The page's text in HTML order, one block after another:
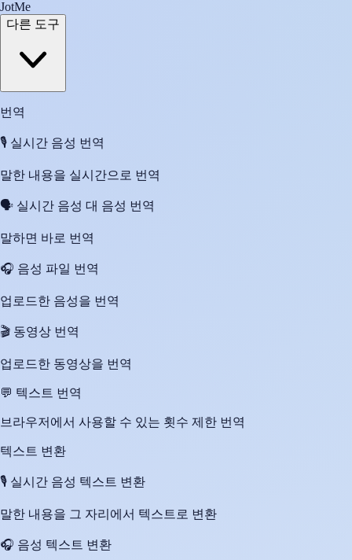
JotMe
다른 도구
번역
🎙️ 실시간 음성 번역
말한 내용을 실시간으로 번역
🗣️ 실시간 음성 대 음성 번역
말하면 바로 번역
🎧 음성 파일 번역
업로드한 음성을 번역
🎬 동영상 번역
업로드한 동영상을 번역
💬 텍스트 번역
브라우저에서 사용할 수 있는 횟수 제한 번역
텍스트 변환
🎙️ 실시간 음성 텍스트 변환
말한 내용을 그 자리에서 텍스트로 변환
🎧 음성 텍스트 변환